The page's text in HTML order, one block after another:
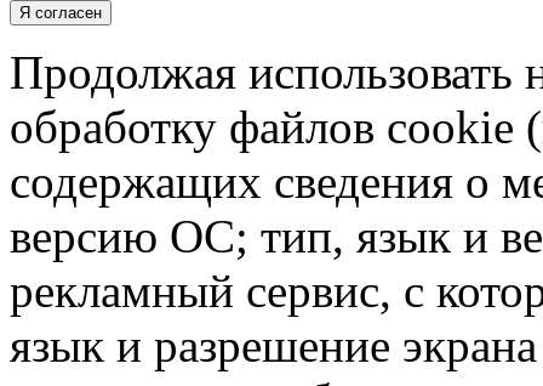
Я согласен
Продолжая использовать
обработку файлов cookie
содержащих сведения о
версию ОС; тип, язык и
рекламный сервис, с
язык и разрешение